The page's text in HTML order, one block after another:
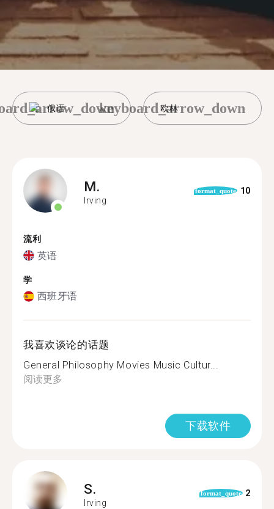
俄语 欧林
keyboard_arrow_down
M.
Irving
format_quote 10
流利
英语
学
西班牙语
我喜欢谈论的话题
General Philosophy Movies Music Cultur...
阅读更多
下载软件
S.
Irving
format_quote 2